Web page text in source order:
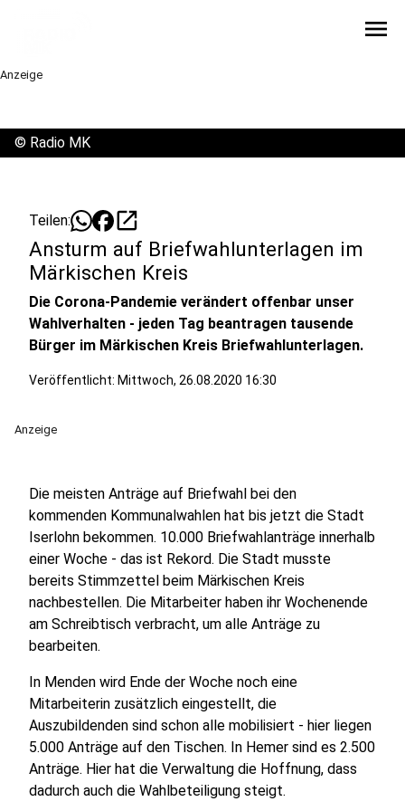
menu
Anzeige
© Radio MK
Teilen: open_in_new
Ansturm auf Briefwahlunterlagen im
Märkischen Kreis
Die Corona-Pandemie verändert offenbar unser
Wahlverhalten - jeden Tag beantragen tausende
Bürger im Märkischen Kreis Briefwahlunterlagen.
Veröffentlicht: Mittwoch, 26.08.2020 16:30
Anzeige
Die meisten Anträge auf Briefwahl bei den
kommenden Kommunalwahlen hat bis jetzt die Stadt
Iserlohn bekommen. 10.000 Briefwahlanträge innerhalb
einer Woche - das ist Rekord. Die Stadt musste
bereits Stimmzettel beim Märkischen Kreis
nachbestellen. Die Mitarbeiter haben ihr Wochenende
am Schreibtisch verbracht, um alle Anträge zu
bearbeiten.
In Menden wird Ende der Woche noch eine
Mitarbeiterin zusätzlich eingestellt, die
Auszubildenden sind schon alle mobilisiert - hier liegen
5.000 Anträge auf den Tischen. In Hemer sind es 2.500
Anträge. Hier hat die Verwaltung die Hoffnung, dass
dadurch auch die Wahlbeteiligung steigt.